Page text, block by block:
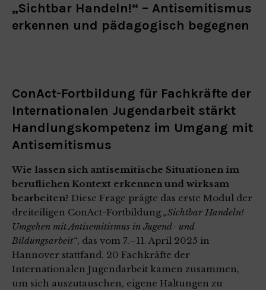
„Sichtbar Handeln!“ – Antisemitismus
erkennen und pädagogisch begegnen
ConAct-Fortbildung für Fachkräfte der
Internationalen Jugendarbeit stärkt
Handlungskompetenz im Umgang mit
Antisemitismus
Wie lassen sich antisemitische Situationen im
beruflichen Kontext erkennen und wirksam
bearbeiten? Diese Frage prägte das erste Modul der
dreiteiligen ConAct-Fortbildung „Sichtbar Handeln!
Umgehen mit Antisemitismus in Jugend- und
Bildungsarbeit“, das vom 7.–11. April 2025 in
Hannover stattfand. 20 Fachkräfte der
Internationalen Jugendarbeit kamen zusammen,
um sich auszutauschen, eigene Haltungen zu